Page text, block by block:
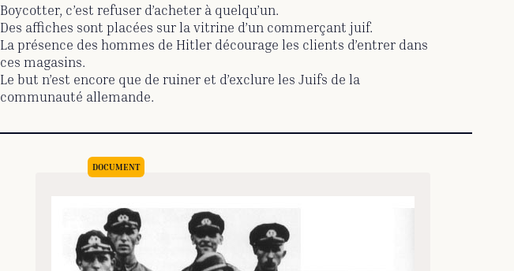
Boycotter, c’est refuser d’acheter à quelqu’un.
Des affiches sont placées sur la vitrine d’un commerçant juif.
La présence des hommes de Hitler décourage les clients d’entrer dans
ces magasins.
Le but n’est encore que de ruiner et d’exclure les Juifs de la
communauté allemande.